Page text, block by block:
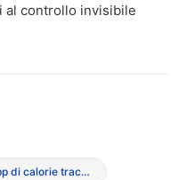
al controllo invisibile
App di calorie tracking (rischi e dipendenza)